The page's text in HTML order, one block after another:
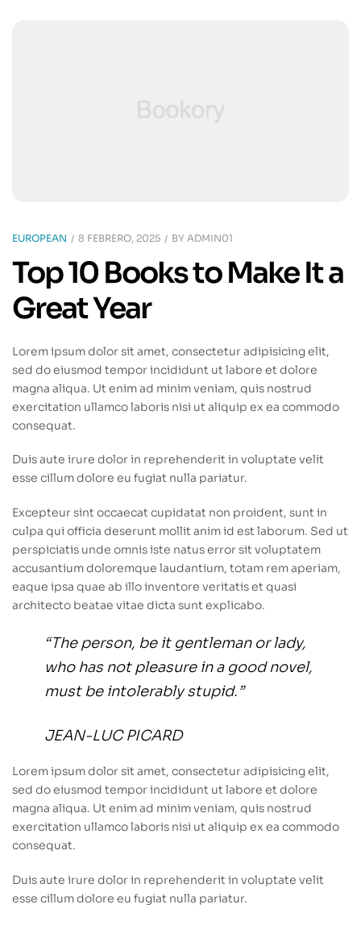
EUROPEAN 8 FEBRERO, 2025 BY ADMIN01
Top 10 Books to Make It a
Great Year
Lorem ipsum dolor sit amet, consectetur adipisicing elit,
sed do eiusmod tempor incididunt ut labore et dolore
magna aliqua. Ut enim ad minim veniam, quis nostrud
exercitation ullamco laboris nisi ut aliquip ex ea commodo
consequat.
Duis aute irure dolor in reprehenderit in voluptate velit
esse cillum dolore eu fugiat nulla pariatur.
Excepteur sint occaecat cupidatat non proident, sunt in
culpa qui officia deserunt mollit anim id est laborum. Sed ut
perspiciatis unde omnis iste natus error sit voluptatem
accusantium doloremque laudantium, totam rem aperiam,
eaque ipsa quae ab illo inventore veritatis et quasi
architecto beatae vitae dicta sunt explicabo.
“The person, be it gentleman or lady,
who has not pleasure in a good novel,
must be intolerably stupid.”
JEAN-LUC PICARD
Lorem ipsum dolor sit amet, consectetur adipisicing elit,
sed do eiusmod tempor incididunt ut labore et dolore
magna aliqua. Ut enim ad minim veniam, quis nostrud
exercitation ullamco laboris nisi ut aliquip ex ea commodo
consequat.
Duis aute irure dolor in reprehenderit in voluptate velit
esse cillum dolore eu fugiat nulla pariatur.